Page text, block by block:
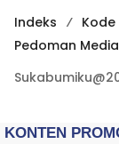
Indeks Kode
Pedoman